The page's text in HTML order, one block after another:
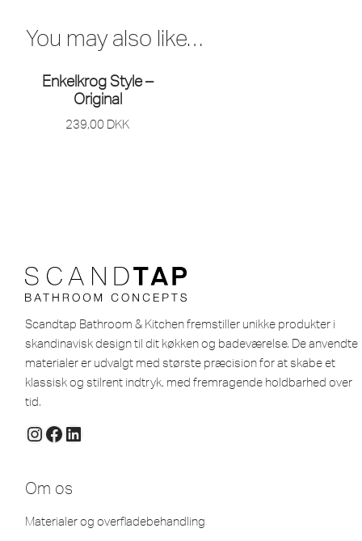
You may also like…
Enkelkrog Style –
Original
239,00 DKK
Scandtap Bathroom & Kitchen fremstiller unikke produkter i
skandinavisk design til dit køkken og badeværelse. De anvendte
materialer er udvalgt med største præcision for at skabe et
klassisk og stilrent indtryk, med fremragende holdbarhed over
tid.
Om os
Materialer og overfladebehandling